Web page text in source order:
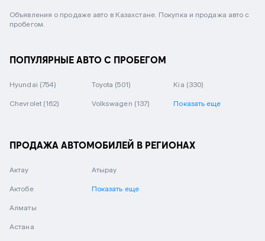
Объявления о продаже авто в Казахстане. Покупка и продажа авто с
пробегом.
ПОПУЛЯРНЫЕ АВТО С ПРОБЕГОМ
Hyundai (754) Toyota (501) Kia (330)
Chevrolet (162) Volkswagen (137) Показать еще
ПРОДАЖА АВТОМОБИЛЕЙ В РЕГИОНАХ
Актау
Актобе
Алматы
Астана
Атырау
Показать еще